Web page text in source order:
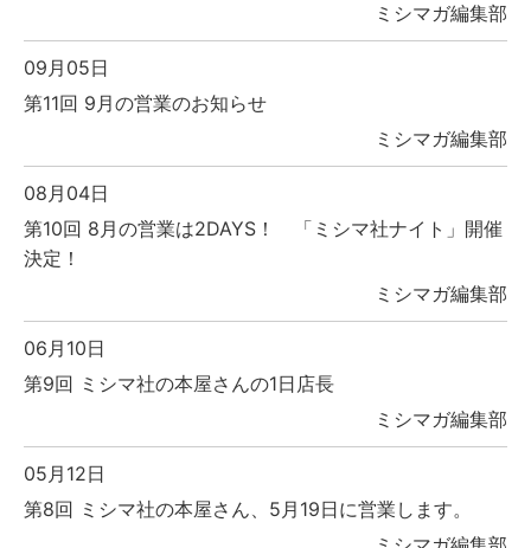
ミシマガ編集部
09月05日
第11回 9月の営業のお知らせ
ミシマガ編集部
08月04日
第10回 8月の営業は2DAYS！ 「ミシマ社ナイト」開催
決定！
ミシマガ編集部
06月10日
第9回 ミシマ社の本屋さんの1日店長
ミシマガ編集部
05月12日
第8回 ミシマ社の本屋さん、5月19日に営業します。